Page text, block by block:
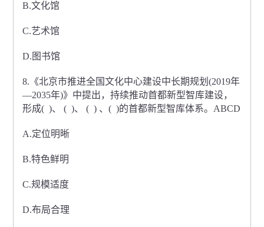
B.文化馆
C.艺术馆
D.图书馆
8.《北京市推进全国文化中心建设中长期规划(2019年
—2035年)》中提出，持续推动首都新型智库建设，
形成( )、 ( )、 ( ) 、( )的首都新型智库体系。ABCD
A.定位明晰
B.特色鲜明
C.规模适度
D.布局合理